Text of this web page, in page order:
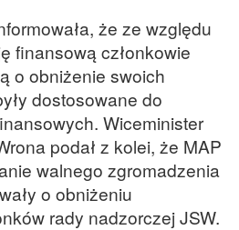
że ze względu
finansową członkowie
o obniżenie swoich
dostosowane do
Wiceminister
podał z kolei, że MAP
walnego zgromadzenia
o obniżeniu
rady nadzorczej JSW.